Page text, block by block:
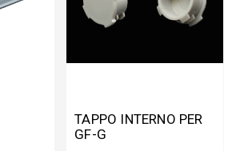
TAPPO INTERNO PER
GF-G